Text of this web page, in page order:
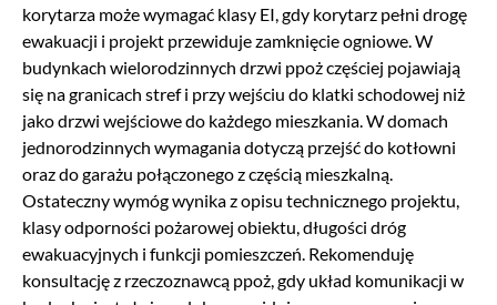
korytarza może wymagać klasy EI, gdy korytarz pełni drogę
ewakuacji i projekt przewiduje zamknięcie ogniowe. W
budynkach wielorodzinnych drzwi ppoż częściej pojawiają
się na granicach stref i przy wejściu do klatki schodowej niż
jako drzwi wejściowe do każdego mieszkania. W domach
jednorodzinnych wymagania dotyczą przejść do kotłowni
oraz do garażu połączonego z częścią mieszkalną.
Ostateczny wymóg wynika z opisu technicznego projektu,
klasy odporności pożarowej obiektu, długości dróg
ewakuacyjnych i funkcji pomieszczeń. Rekomenduję
konsultację z rzeczoznawcą ppoż, gdy układ komunikacji w